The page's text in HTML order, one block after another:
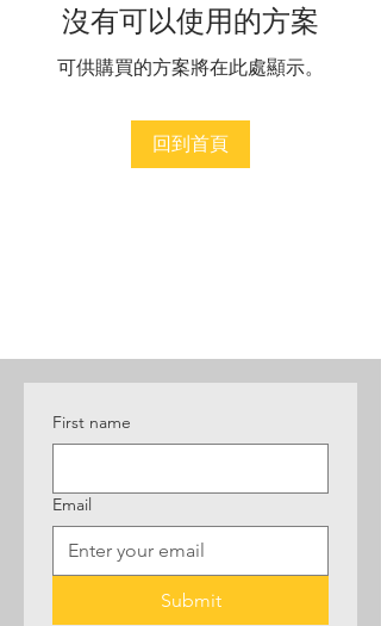
沒有可以使用的方案
可供購買的方案將在此處顯示。
回到首頁
First name
Email
Submit